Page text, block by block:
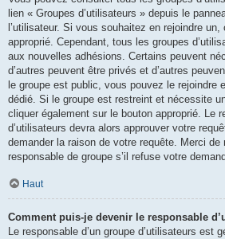
lien « Groupes d’utilisateurs » depuis le
l’utilisateur. Si vous souhaitez en rejoindre
approprié. Cependant, tous les groupes
aux nouvelles adhésions. Certains peuvent
d’autres peuvent être privés et d’autres
le groupe est public, vous pouvez le rejoindre
dédié. Si le groupe est restreint et nécessite
cliquer également sur le bouton approprié. Le
d’utilisateurs devra alors approuver votre
demander la raison de votre requête. Merci de
responsable de groupe s’il refuse votre
Haut
Comment puis-je devenir le responsable
Le responsable d’un groupe d’utilisateurs est